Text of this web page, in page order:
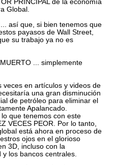
PRINCIPAL de la economía
Global.
así que, si bien tenemos que
payasos de Wall Street,
su trabajo ya no es
... simplemente
veces en artículos y videos de
una gran disminución
de petróleo para eliminar el
Apalancado.
que tenemos con este
VECES PEOR. Por lo tanto,
está ahora en proceso de
ojos en el glorioso
3D, incluso con la
y los bancos centrales.